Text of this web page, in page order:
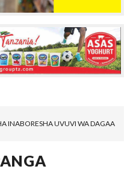
INABORESHA UVUVI WA DAGAA